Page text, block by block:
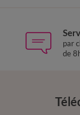
par
de